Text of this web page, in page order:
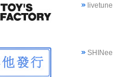
livetune
SHINee